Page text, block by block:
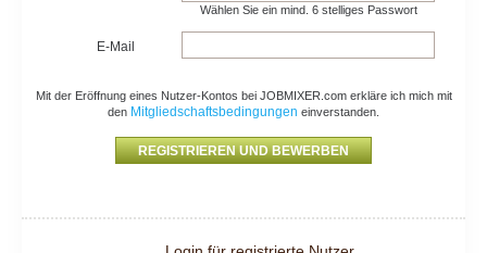
Wählen Sie ein mind. 6 stelliges Passwort
E-Mail
Mit der Eröffnung eines Nutzer-Kontos bei JOBMIXER.com erkläre ich mich mit
den Mitgliedschaftsbedingungen einverstanden.